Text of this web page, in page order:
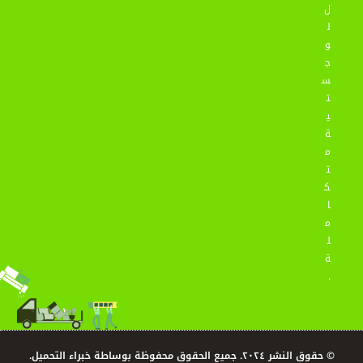
ل
ل
و
ج
س
ت
ي
ة
م
ت
ك
ا
م
ل
ة
.
© حقوق النشر ٢٠٢٤. جميع الحقوق محفوظة بوساطة خبراء التحميل.